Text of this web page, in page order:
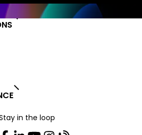
in the loop